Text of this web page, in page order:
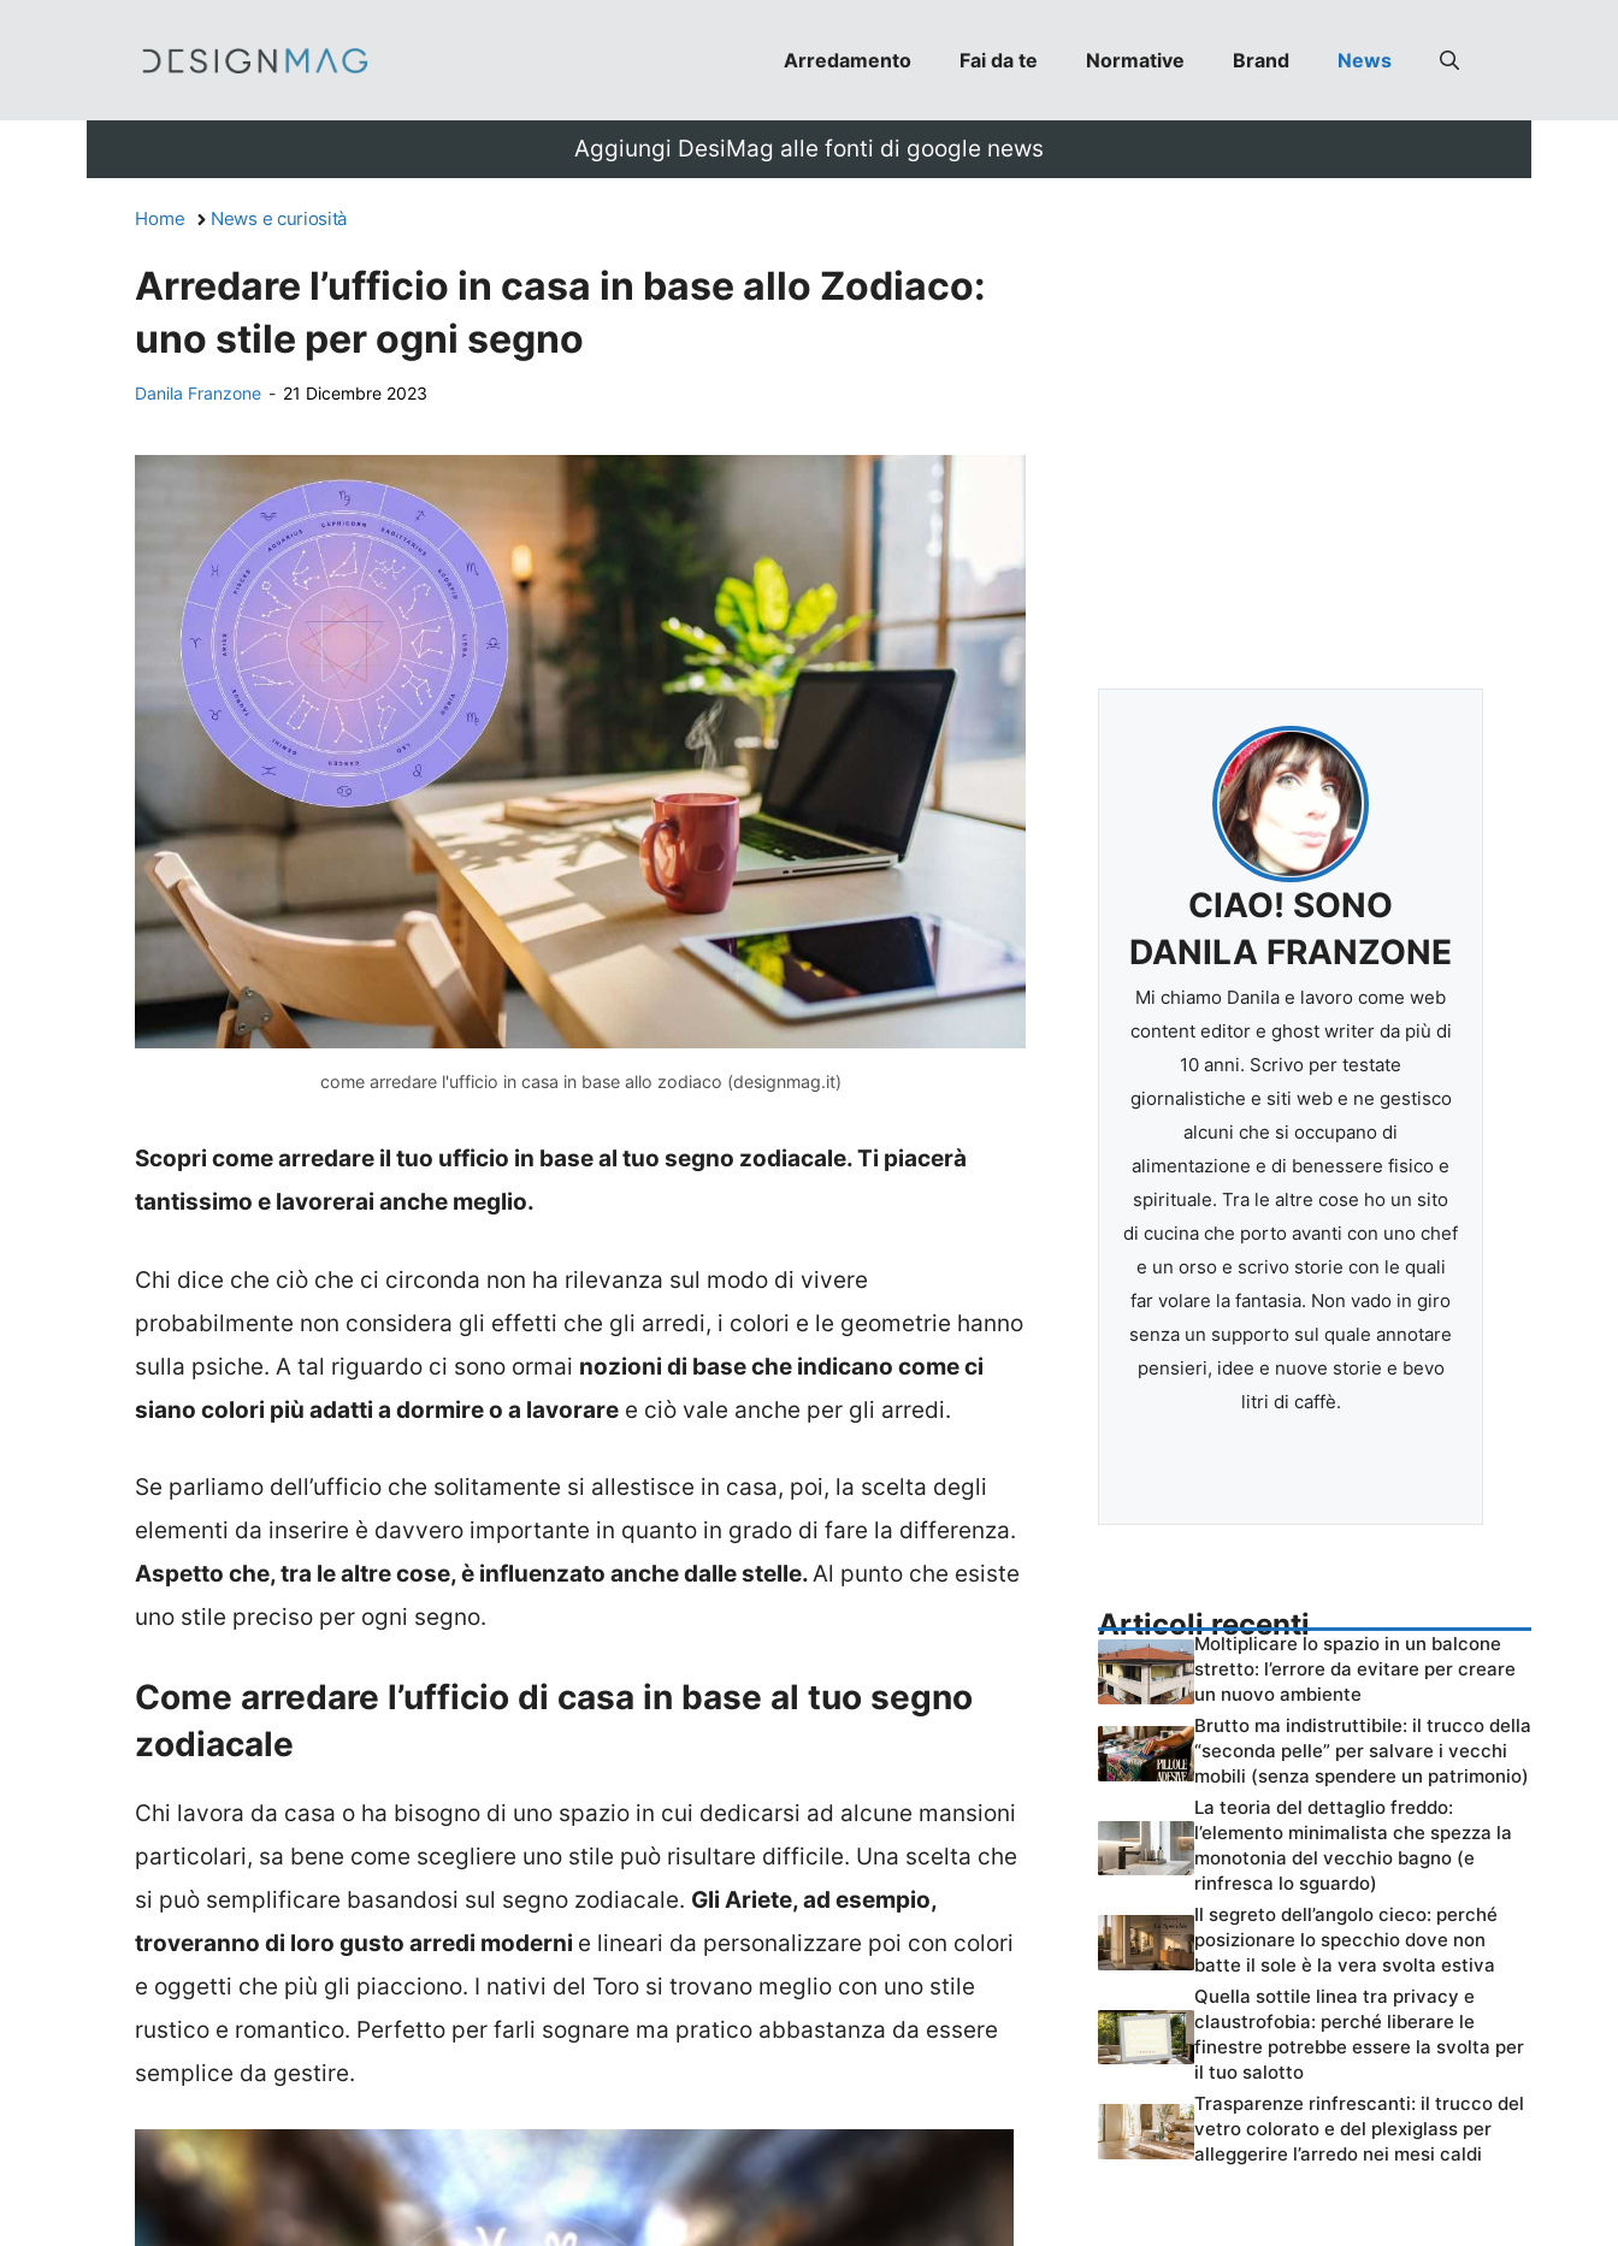
Arredamento Fai da te Normative Brand News
Aggiungi DesiMag alle fonti di google news
Home News e curiosità
Arredare l’ufficio in casa in base allo Zodiaco:
uno stile per ogni segno
Danila Franzone - 21 Dicembre 2023
come arredare l'ufficio in casa in base allo zodiaco (designmag.it)
Scopri come arredare il tuo ufficio in base al tuo segno zodiacale. Ti piacerà
tantissimo e lavorerai anche meglio.
Chi dice che ciò che ci circonda non ha rilevanza sul modo di vivere
probabilmente non considera gli effetti che gli arredi, i colori e le geometrie hanno
sulla psiche. A tal riguardo ci sono ormai nozioni di base che indicano come ci
siano colori più adatti a dormire o a lavorare e ciò vale anche per gli arredi.
Se parliamo dell’ufficio che solitamente si allestisce in casa, poi, la scelta degli
elementi da inserire è davvero importante in quanto in grado di fare la differenza.
Aspetto che, tra le altre cose, è influenzato anche dalle stelle.Al punto che esiste
uno stile preciso per ogni segno.
Come arredare l’ufficio di casa in base al tuo segno
zodiacale
Chi lavora da casa o ha bisogno di uno spazio in cui dedicarsi ad alcune mansioni
particolari, sa bene come scegliere uno stile può risultare difficile. Una scelta che
si può semplificare basandosi sul segno zodiacale. Gli Ariete, ad esempio,
troveranno di loro gusto arredi moderni e lineari da personalizzare poi con colori
e oggetti che più gli piacciono. I nativi del Toro si trovano meglio con uno stile
rustico e romantico. Perfetto per farli sognare ma pratico abbastanza da essere
semplice da gestire.
CIAO! SONO
DANILA FRANZONE
Mi chiamo Danila e lavoro come web
content editor e ghost writer da più di
10 anni. Scrivo per testate
giornalistiche e siti web e ne gestisco
alcuni che si occupano di
alimentazione e di benessere fisico e
spirituale. Tra le altre cose ho un sito
di cucina che porto avanti con uno chef
e un orso e scrivo storie con le quali
far volare la fantasia. Non vado in giro
senza un supporto sul quale annotare
pensieri, idee e nuove storie e bevo
litri di caffè.
Articoli recenti
Moltiplicare lo spazio in un balcone
stretto: l’errore da evitare per creare
un nuovo ambiente
Brutto ma indistruttibile: il trucco della
“seconda pelle” per salvare i vecchi
mobili (senza spendere un patrimonio)
La teoria del dettaglio freddo:
l’elemento minimalista che spezza la
monotonia del vecchio bagno (e
rinfresca lo sguardo)
Il segreto dell’angolo cieco: perché
posizionare lo specchio dove non
batte il sole è la vera svolta estiva
Quella sottile linea tra privacy e
claustrofobia: perché liberare le
finestre potrebbe essere la svolta per
il tuo salotto
Trasparenze rinfrescanti: il trucco del
vetro colorato e del plexiglass per
alleggerire l’arredo nei mesi caldi